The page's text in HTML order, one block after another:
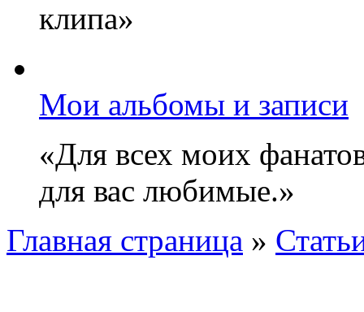
клипа»
Мои альбомы и записи
«Для всех моих
для вас любимые.»
Главная страница »